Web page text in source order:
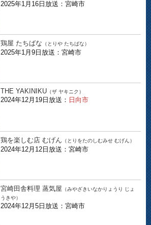
2025年1月16日放送：宮崎市
鶏屋 たちばな （とりや たちばな）
2025年1月9日放送：宮崎市
THE YAKINIKU （ザ ヤキニク）
2024年12月19日放送： 日向市
鶏を楽しむ店 むげん （とりをたのしむみせ むげん）
2024年12月12日放送：宮崎市
宮崎田舎料理 蒸気屋 （みやざきいなかりょうり じょ
うきや）
2024年12月5日放送：宮崎市